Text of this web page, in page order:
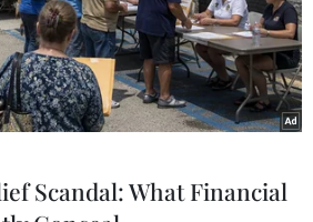
được Bộ Giao thông Vận tải
Scandal: What Financial